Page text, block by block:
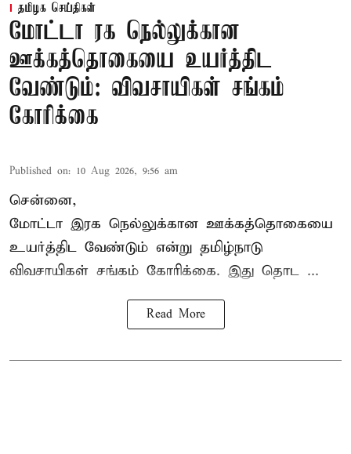
தமிழக செய்திகள்
மோட்டா ரக நெல்லுக்கான
ஊக்கத்தொகையை உயர்த்திட
வேண்டும்: விவசாயிகள் சங்கம்
கோரிக்கை
Published on: 10 Aug 2026, 9:56 am
சென்னை,
மோட்டா இரக நெல்லுக்கான ஊக்கத்தொகையை
உயர்த்திட வேண்டும் என்று தமிழ்நாடு
விவசாயிகள் சங்கம் கோரிக்கை. இது தொட ...
Read More